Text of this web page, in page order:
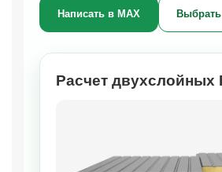
Написать в MAX
Расчет двухслойных